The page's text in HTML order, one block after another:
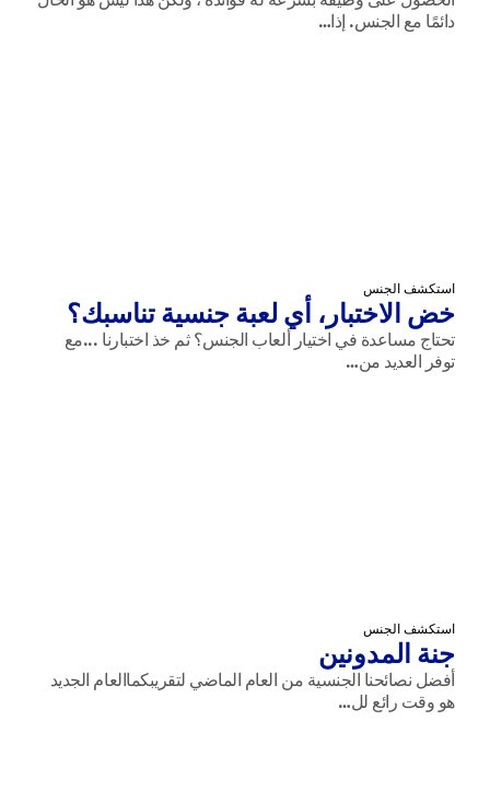
دائمًا مع الجنس. إذا…
استكشف الجنس
خض الاختبار، أي لعبة جنسية تناسبك؟
تحتاج مساعدة في اختيار ألعاب الجنس؟ ثم خذ اختبارنا ...مع
توفر العديد من…
استكشف الجنس
جنة المدونين
أفضل نصائحنا الجنسية من العام الماضي لتقريبكماالعام الجديد
هو وقت رائع لل…